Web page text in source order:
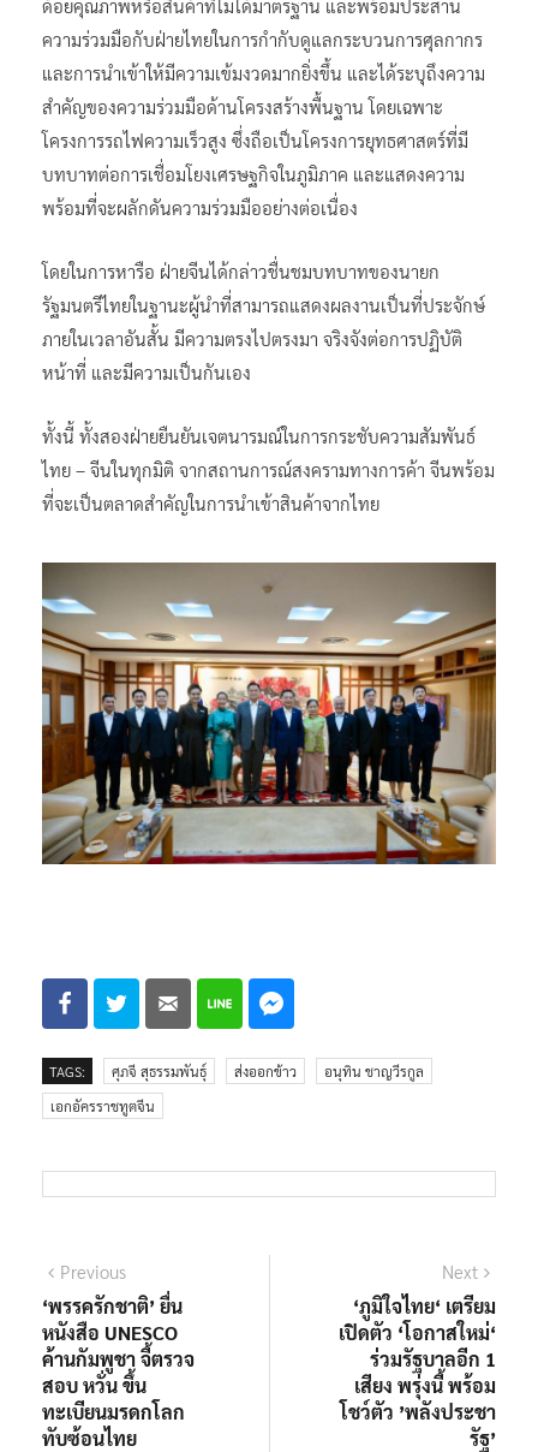
ด้อยคุณภาพหรือสินค้าที่ไม่ได้มาตรฐาน และพร้อมประสาน
ความร่วมมือกับฝ่ายไทยในการกำกับดูแลกระบวนการศุลกากร
และการนำเข้าให้มีความเข้มงวดมากยิ่งขึ้น และได้ระบุถึงความ
สำคัญของความร่วมมือด้านโครงสร้างพื้นฐาน โดยเฉพาะ
โครงการรถไฟความเร็วสูง ซึ่งถือเป็นโครงการยุทธศาสตร์ที่มี
บทบาทต่อการเชื่อมโยงเศรษฐกิจในภูมิภาค และแสดงความ
พร้อมที่จะผลักดันความร่วมมืออย่างต่อเนื่อง
โดยในการหารือ ฝ่ายจีนได้กล่าวชื่นชมบทบาทของนายก
รัฐมนตรีไทยในฐานะผู้นำที่สามารถแสดงผลงานเป็นที่ประจักษ์
ภายในเวลาอันสั้น มีความตรงไปตรงมา จริงจังต่อการปฏิบัติ
หน้าที่ และมีความเป็นกันเอง
ทั้งนี้ ทั้งสองฝ่ายยืนยันเจตนารมณ์ในการกระชับความสัมพันธ์
ไทย – จีนในทุกมิติ จากสถานการณ์สงครามทางการค้า จีนพร้อม
ที่จะเป็นตลาดสำคัญในการนำเข้าสินค้าจากไทย
TAGS: ศุภจี สุธรรมพันธุ์ ส่งออกข้าว
อนุทิน ชาญวีรกูล
เอกอัครราชทูตจีน
แนะแนว
เรื่อง
PreviousPrevious
post:
‘พรรครักชาติ’ ยื่น
หนังสือ UNESCO
ค้านกัมพูชา จี้ตรวจ
สอบ หวั่น ขึ้น
ทะเบียนมรดกโลก
ทับซ้อนไทย
Next
‘ภูมิใจไทย‘ เตรียม
เปิดตัว ‘โอกาสใหม่‘
ร่วมรัฐบาลอีก 1
เสียง พรุ่งนี้ พร้อม
โชว์ตัว ’พลังประชา
รัฐ’